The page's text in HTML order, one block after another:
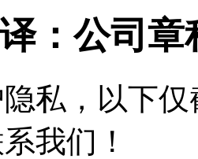
：公司
私，以下
我们！